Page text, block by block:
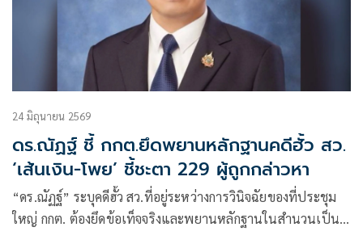
24 มิถุนายน 2569
ดร.ณัฏฐ์ ชี้ กกต.ยึดพยานหลักฐานคดีฮั้ว สว.
‘เส้นเงิน-โพย’ ชี้ชะตา 229 ผู้ถูกกล่าวหา
“ดร.ณัฏฐ์” ระบุคดีฮั้ว สว.ที่อยู่ระหว่างการวินิจฉัยของที่ประชุม
ใหญ่ กกต. ต้องยึดข้อเท็จจริงและพยานหลักฐานในสำนวนเป็น